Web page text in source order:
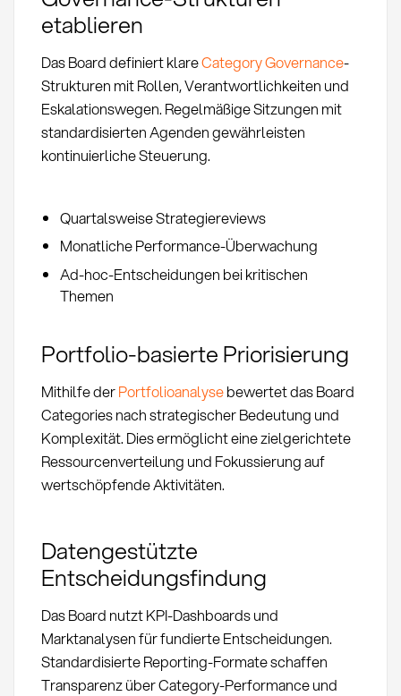
etablieren
Das Board definiert klareCategory Governance-
Strukturen mit Rollen, Verantwortlichkeiten und
Eskalationswegen. Regelmäßige Sitzungen mit
standardisierten Agenden gewährleisten
kontinuierliche Steuerung.
Quartalsweise Strategiereviews
Monatliche Performance-Überwachung
Ad-hoc-Entscheidungen bei kritischen
Themen
Portfolio-basierte Priorisierung
Mithilfe derPortfolioanalysebewertet das Board
Categories nach strategischer Bedeutung und
Komplexität. Dies ermöglicht eine zielgerichtete
Ressourcenverteilung und Fokussierung auf
wertschöpfende Aktivitäten.
Datengestützte
Entscheidungsfindung
Das Board nutzt KPI-Dashboards und
Marktanalysen für fundierte Entscheidungen.
Standardisierte Reporting-Formate schaffen
Transparenz über Category-Performance und